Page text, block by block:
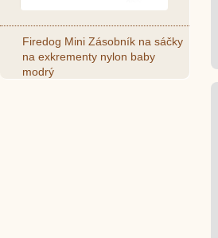
Firedog Mini Zásobník na sáčky
na exkrementy nylon baby
modrý